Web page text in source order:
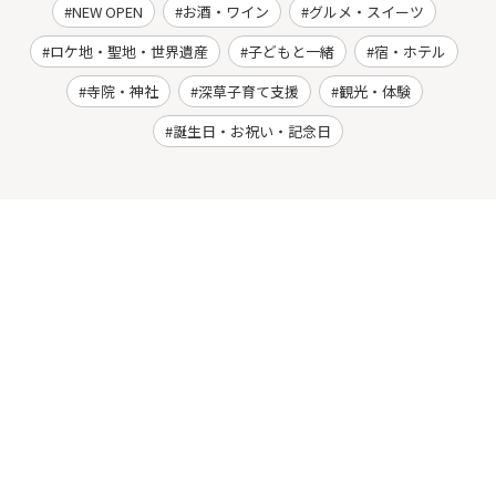
NEW OPEN お酒・ワイン
グルメ・スイーツ
ロケ地・聖地・世界遺産
子どもと一緒
宿・ホテル
寺院・神社
深草子育て支援
観光・体験
誕生日・お祝い・記念日